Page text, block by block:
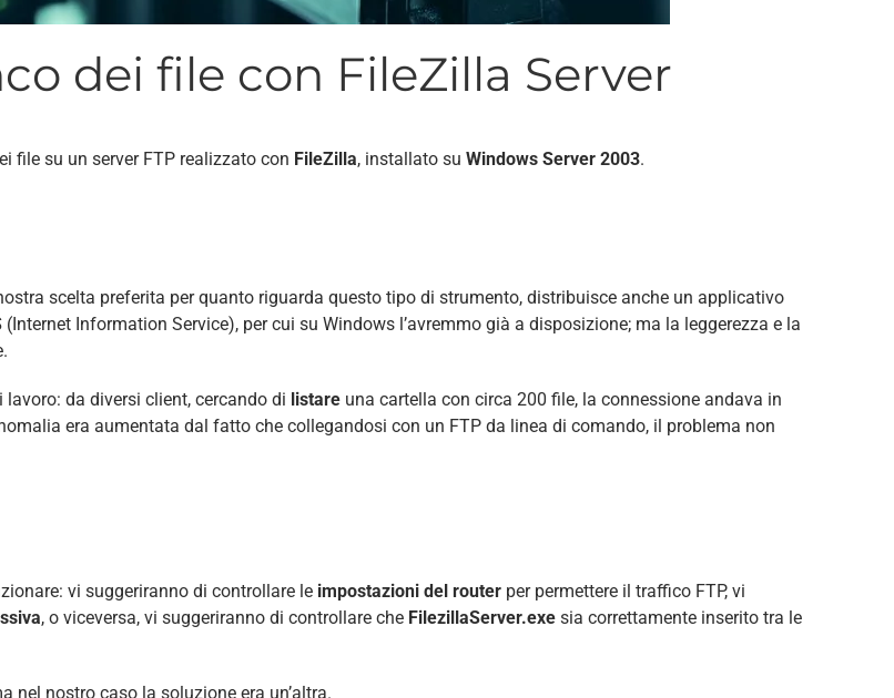
dei file con FileZilla Server
file su un server FTP realizzato con FileZilla, installato su Windows Server 2003.
scelta preferita per quanto riguarda questo tipo di strumento, distribuisce anche un applicativo
(Internet Information Service), per cui su Windows l’avremmo già a disposizione; ma la leggerezza e la
da diversi client, cercando di listare una cartella con circa 200 file, la connessione andava in
era aumentata dal fatto che collegandosi con un FTP da linea di comando, il problema non
vi suggeriranno di controllare le impostazioni del router per permettere il traffico FTP, vi
, o viceversa, vi suggeriranno di controllare che FilezillaServer.exe sia correttamente inserito tra le
nel nostro caso la soluzione era un’altra.